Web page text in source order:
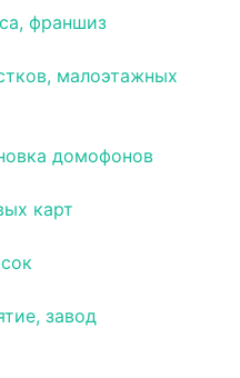
франшиз
малоэтажных
домофонов
карт
завод